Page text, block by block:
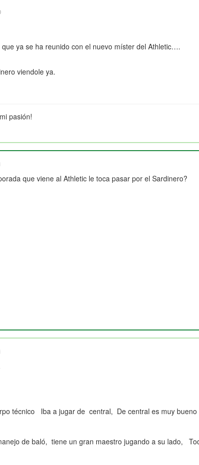
ya se ha reunido con el nuevo míster del Athletic….
viendole ya.
pasión!
que viene al Athletic le toca pasar por el Sardinero?
técnico Iba a jugar de central, De central es muy
de baló, tiene un gran maestro jugando a su lado,